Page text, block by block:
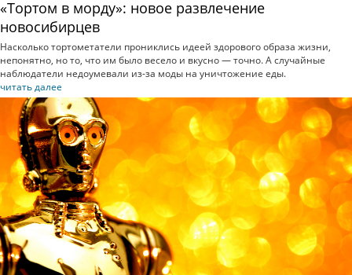
«Тортом в морду»: новое развлечение
новосибирцев
Насколько тортометатели прониклись идеей здорового образа жизни,
непонятно, но то, что им было весело и вкусно — точно. А случайные
наблюдатели недоумевали из-за моды на уничтожение еды.
читать далее